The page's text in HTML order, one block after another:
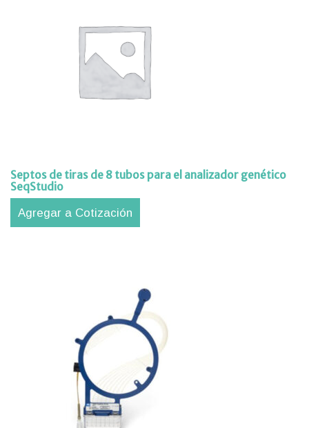
Septos de tiras de 8 tubos para el analizador genético
SeqStudio
Agregar a Cotización